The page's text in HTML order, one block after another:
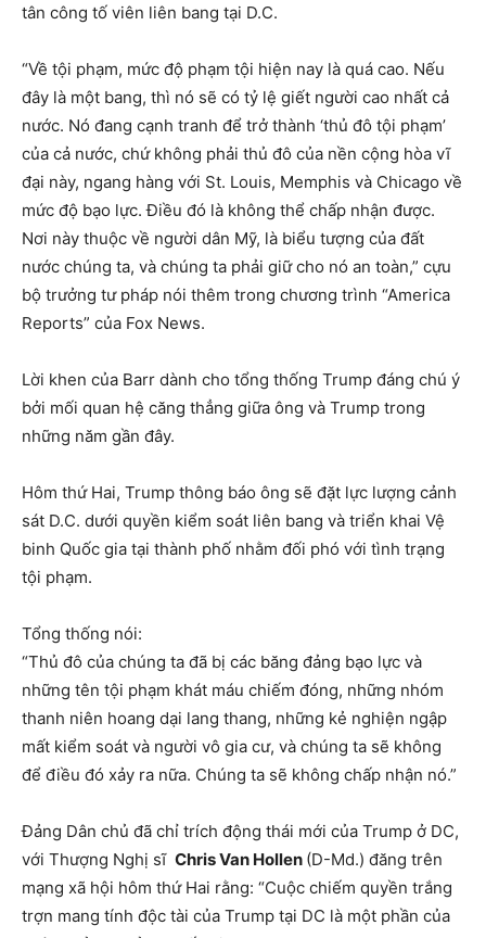
tân công tố viên liên bang tại D.C.
“Về tội phạm, mức độ phạm tội hiện nay là quá cao. Nếu
đây là một bang, thì nó sẽ có tỷ lệ giết người cao nhất cả
nước. Nó đang cạnh tranh để trở thành ‘thủ đô tội phạm’
của cả nước, chứ không phải thủ đô của nền cộng hòa vĩ
đại này, ngang hàng với St. Louis, Memphis và Chicago về
mức độ bạo lực. Điều đó là không thể chấp nhận được.
Nơi này thuộc về người dân Mỹ, là biểu tượng của đất
nước chúng ta, và chúng ta phải giữ cho nó an toàn,” cựu
bộ trưởng tư pháp nói thêm trong chương trình “America
Reports” của Fox News.
Lời khen của Barr dành cho tổng thống Trump đáng chú ý
bởi mối quan hệ căng thẳng giữa ông và Trump trong
những năm gần đây.
Hôm thứ Hai, Trump thông báo ông sẽ đặt lực lượng cảnh
sát D.C. dưới quyền kiểm soát liên bang và triển khai Vệ
binh Quốc gia tại thành phố nhằm đối phó với tình trạng
tội phạm.
Tổng thống nói:
“Thủ đô của chúng ta đã bị các băng đảng bạo lực và
những tên tội phạm khát máu chiếm đóng, những nhóm
thanh niên hoang dại lang thang, những kẻ nghiện ngập
mất kiểm soát và người vô gia cư, và chúng ta sẽ không
để điều đó xảy ra nữa. Chúng ta sẽ không chấp nhận nó.”
Đảng Dân chủ đã chỉ trích động thái mới của Trump ở DC,
với Thượng Nghị sĩ Chris Van Hollen (D-Md.) đăng trên
mạng xã hội hôm thứ Hai rằng: “Cuộc chiếm quyền trắng
trợn mang tính độc tài của Trump tại DC là một phần của